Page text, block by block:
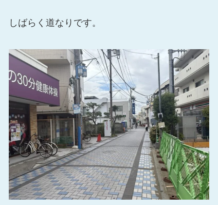
しばらく道なりです。